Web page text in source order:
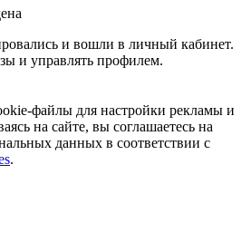
и вошли в личный кабинет.
и управлять профилем.
файлы для настройки рекламы и
на сайте, вы соглашаетесь на
данных в соответствии с
.